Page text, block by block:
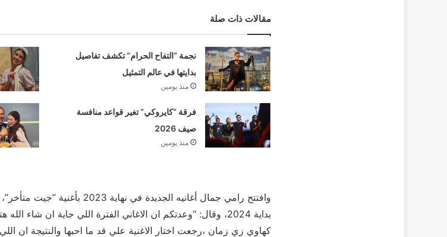
مقالات ذات صلة
نجمة “التفاح الحرام” تكشف تفاصيل
بدايتها في عالم التمثيل
منذ يومين
فرقة “كايروكي” تغير قواعد منافسة
صيف 2026
منذ يومين
بداية 2024، وقال: “وعدتكم ان الاغاني الفترة اللي جاية ان
كهاوي زي زمان ،رجعت اختار الاغنية علي قد ما احبها والنتيجة ان